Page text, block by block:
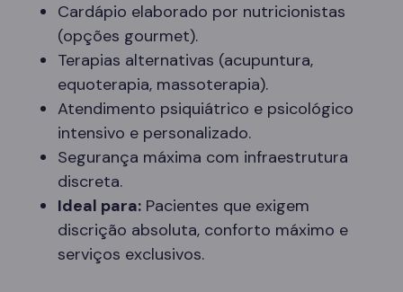
Cardápio elaborado por nutricionistas
(opções gourmet).
Terapias alternativas (acupuntura,
equoterapia, massoterapia).
Atendimento psiquiátrico e psicológico
intensivo e personalizado.
Segurança máxima com infraestrutura
discreta.
Ideal para: Pacientes que exigem
discrição absoluta, conforto máximo e
serviços exclusivos.